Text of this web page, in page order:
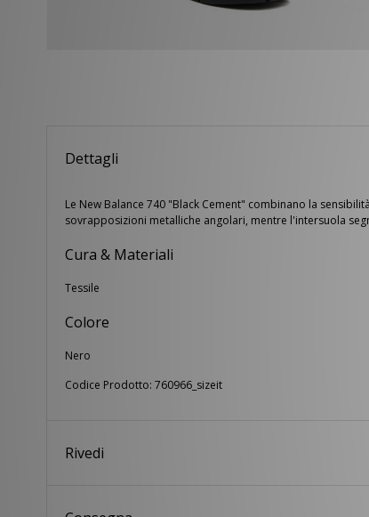
Dettagli
Le New Balance 740 "Black Cement" combinano la
sovrapposizioni metalliche angolari, mentre l'intersuola
Cura & Materiali
Tessile
Colore
Nero
Codice Prodotto: 760966_sizeit
Rivedi